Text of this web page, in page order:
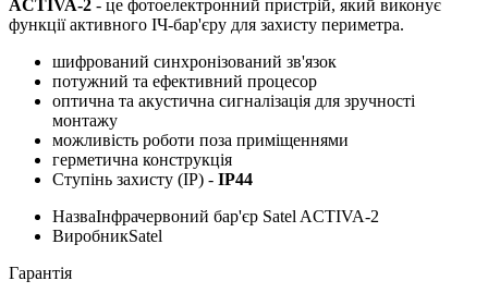
ACTIVA-2 - це фотоелектронний пристрій, який виконує
функції активного ІЧ-бар'єру для захисту периметра.
шифрований синхронізований зв'язок
потужний та ефективний процесор
оптична та акустична сигналізація для зручності
монтажу
можливість роботи поза приміщеннями
герметична конструкція
Ступінь захисту (IP) - IP44
НазваІнфрачервоний бар'єр Satel ACTIVA-2
ВиробникSatel
Гарантія